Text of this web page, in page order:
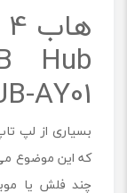
Hub
AY01
که این موضوع
چند فلش یا